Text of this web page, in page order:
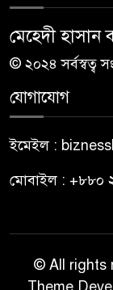
মেহেদী হাসান
© ২০২৪ সর্বস্বত্ব
যোগাযোগ
ইমেইল :
মোবাইল : +৮৮০
© All rights